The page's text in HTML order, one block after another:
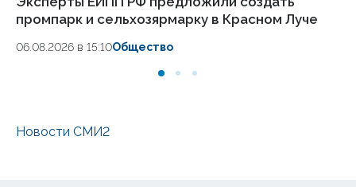
промпарк и сельхозярмарку в Красном Луче
06.08.2026 в 15:10Общество
Новости СМИ2